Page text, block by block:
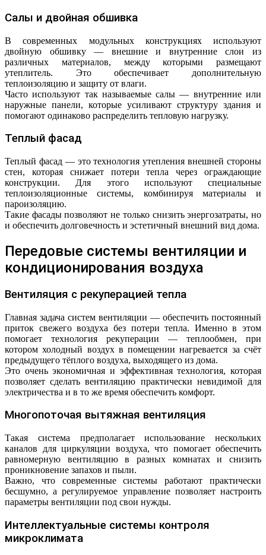
Салы и двойная обшивка
В современных модульных конструкциях используют
двойную обшивку — внешние и внутренние слои из
различных материалов, между которыми размещают
утеплитель. Это обеспечивает дополнительную
теплоизоляцию и защиту от влаги.
Часто используют так называемые салы — внутренние или
наружные панели, которые усиливают структуру здания и
помогают одинаково распределить тепловую нагрузку.
Теплый фасад
Теплый фасад — это технология утепления внешней стороны
стен, которая снижает потери тепла через ограждающие
конструкции. Для этого используют специальные
теплоизоляционные системы, комбинируя материалы и
пароизоляцию.
Такие фасады позволяют не только снизить энергозатраты, но
и обеспечить долговечность и эстетичный внешний вид дома.
Передовые системы вентиляции и
кондиционирования воздуха
Вентиляция с рекуперацией тепла
Главная задача систем вентиляции — обеспечить постоянный
приток свежего воздуха без потери тепла. Именно в этом
помогает технология рекуперации — теплообмен, при
котором холодный воздух в помещении нагревается за счёт
предыдущего тёплого воздуха, выходящего из дома.
Это очень экономичная и эффективная технология, которая
позволяет сделать вентиляцию практически невидимой для
электричества и в то же время обеспечить комфорт.
Многопоточая вытяжная вентиляция
Такая система предполагает использование нескольких
каналов для циркуляции воздуха, что помогает обеспечить
равномерную вентиляцию в разных комнатах и снизить
проникновение запахов и пыли.
Важно, что современные системы работают практически
бесшумно, а регулируемое управление позволяет настроить
параметры вентиляции под свои нужды.
Интеллектуальные системы контроля
микроклимата